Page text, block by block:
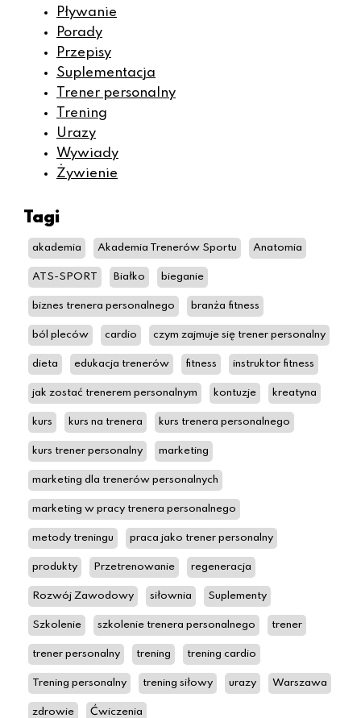
Pływanie
Porady
Przepisy
Suplementacja
Trener personalny
Trening
Urazy
Wywiady
Żywienie
Tagi
akademia Akademia Trenerów Sportu Anatomia
ATS-SPORT Białko bieganie
biznes trenera personalnego branża fitness
ból pleców cardio czym zajmuje się trener personalny
dieta edukacja trenerów fitness instruktor fitness
jak zostać trenerem personalnym kontuzje kreatyna
kurs kurs na trenera kurs trenera personalnego
kurs trener personalny marketing
marketing dla trenerów personalnych
marketing w pracy trenera personalnego
metody treningu praca jako trener personalny
produkty Przetrenowanie regeneracja
Rozwój Zawodowy siłownia Suplementy
Szkolenie szkolenie trenera personalnego trener
trener personalny trening trening cardio
Trening personalny trening siłowy urazy Warszawa
zdrowie Ćwiczenia